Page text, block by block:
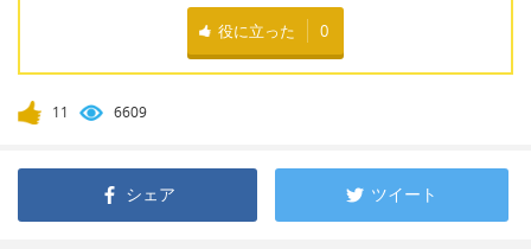
役に立った 0
11 6609
シェア ツイート